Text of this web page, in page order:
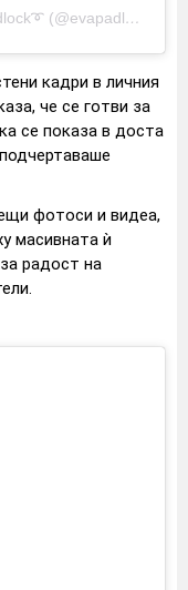
Публикация, споделена от ➰Eva Padlock➰ (@evapadlock)
кадри в личния
че се готви за
се показа в доста
фотоси и видеа,
масивната ѝ
радост на